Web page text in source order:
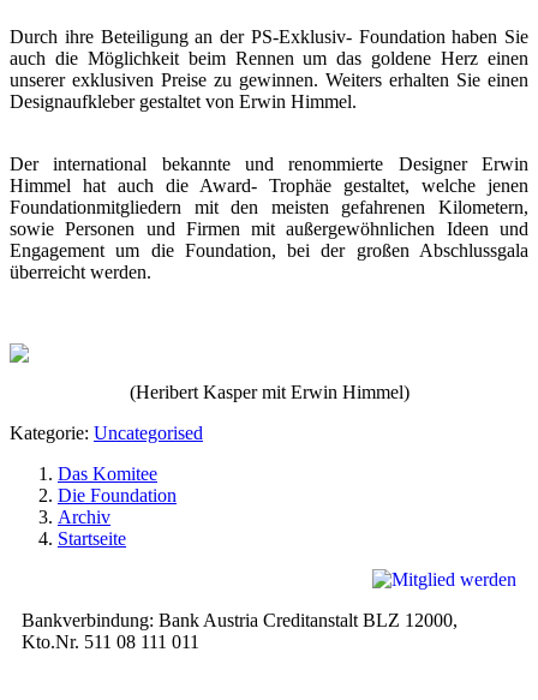
Durch ihre Beteiligung an der PS-Exklusiv- Foundation haben Sie
auch die Möglichkeit beim Rennen um das goldene Herz einen
unserer exklusiven Preise zu gewinnen. Weiters erhalten Sie einen
Designaufkleber gestaltet von Erwin Himmel.
Der international bekannte und renommierte Designer Erwin
Himmel hat auch die Award- Trophäe gestaltet, welche jenen
Foundationmitgliedern mit den meisten gefahrenen Kilometern,
sowie Personen und Firmen mit außergewöhnlichen Ideen und
Engagement um die Foundation, bei der großen Abschlussgala
überreicht werden.
(Heribert Kasper mit Erwin Himmel)
Kategorie: Uncategorised
Das Komitee
Die Foundation
Archiv
Startseite
Bankverbindung: Bank Austria Creditanstalt BLZ 12000,
Kto.Nr. 511 08 111 011